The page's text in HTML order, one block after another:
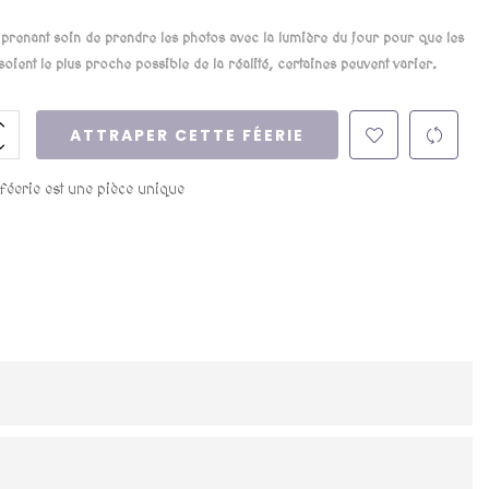
soin de prendre les photos avec la lumière du jour pour que les
le plus proche possible de la réalité, certaines peuvent varier.
ATTRAPER CETTE FÉERIE
est une pièce unique